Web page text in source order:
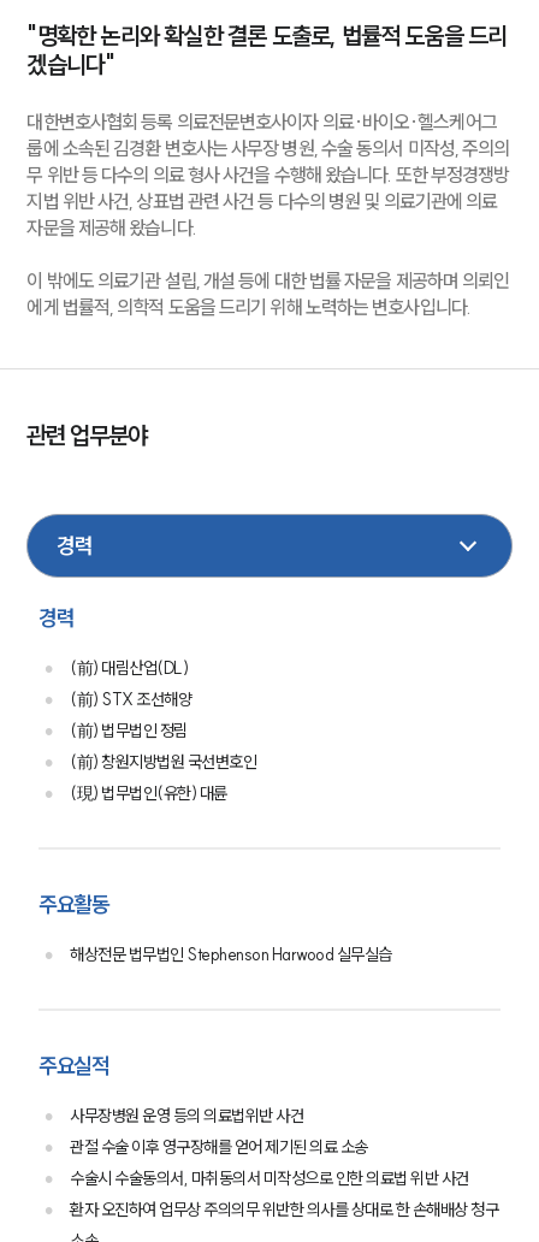
"명확한 논리와 확실한 결론 도출로, 법률적 도움을 드리
겠습니다"
대한변호사협회 등록 의료전문변호사이자 의료·바이오·헬스케어그
룹에 소속된 김경환 변호사는 사무장 병원, 수술 동의서 미작성, 주의의
무 위반 등 다수의 의료 형사 사건을 수행해 왔습니다. 또한 부정경쟁방
지법 위반 사건, 상표법 관련 사건 등 다수의 병원 및 의료기관에 의료
자문을 제공해 왔습니다.
이 밖에도 의료기관 설립, 개설 등에 대한 법률 자문을 제공하며 의뢰인
에게 법률적, 의학적 도움을 드리기 위해 노력하는 변호사입니다.
관련 업무분야
민사
경력
(前) 대림산업(DL)
(前) STX 조선해양
(前) 법무법인 정림
(前) 창원지방법원 국선변호인
(現) 법무법인(유한) 대륜
주요활동
해상전문 법무법인 Stephenson Harwood 실무실습
주요실적
사무장병원 운영 등의 의료법위반 사건
관절 수술 이후 영구장해를 얻어 제기된 의료 소송
수술시 수술동의서, 마취동의서 미작성으로 인한 의료법 위반 사건
환자 오진하여 업무상 주의의무 위반한 의사를 상대로 한 손해배상 청구